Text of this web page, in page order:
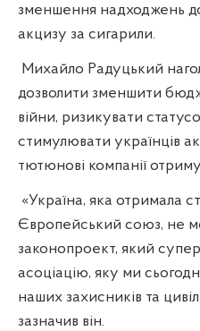
зменшення надходжень
акцизу за сигарили.
Михайло Радуцький
дозволити зменшити
війни, ризикувати
стимулювати українців
тютюнові компанії
«Україна, яка отримала
Європейський союз, не
законопроект, який
асоціацію, яку ми
наших захисників та
зазначив він.